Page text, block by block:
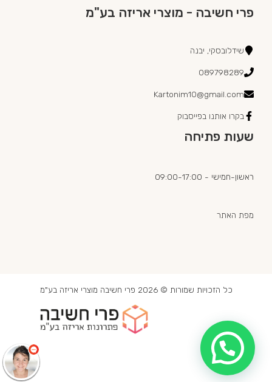
פרי חשיבה - מוצרי אריזה בע"מ
שידלובסקי, יבנה
089798289
Kartonim10@gmail.com
בקרו אותנו בפייסבוק
שעות פתיחה
ראשון-חמישי - 09:00-17:00
מפת האתר
כל הזכויות שמורות © 2026 פרי חשיבה מוצרי אריזה בע"מ